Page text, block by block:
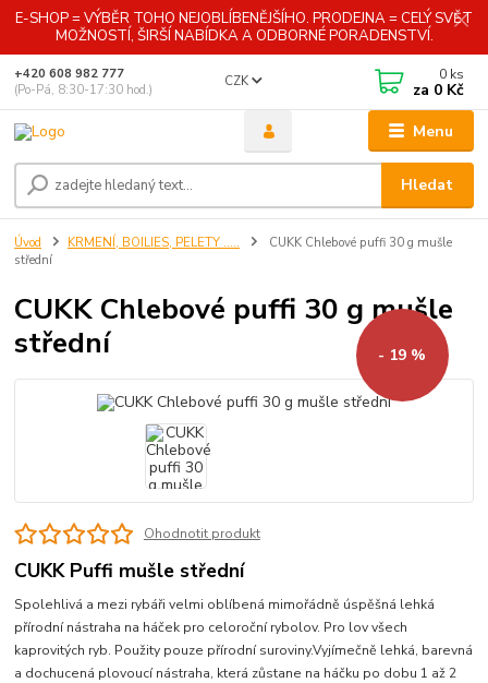
E-SHOP = VÝBĚR TOHO NEJOBLÍBENĚJŠÍHO. PRODEJNA = CELÝ SVĚT
MOŽNOSTÍ, ŠIRŠÍ NABÍDKA A ODBORNÉ PORADENSTVÍ.
Menu
CZK
Hledat
+420 608 982 777
(Po-Pá, 8:30-17:30 hod.)
0 ks
za 0 Kč
Úvod KRMENÍ, BOILIES, PELETY .....
CUKK Chlebové puffi 30 g mušle
střední
CUKK Chlebové puffi 30 g mušle
střední
- 19 %
Ohodnotit produkt
CUKK Puffi mušle střední
Spolehlivá a mezi rybáři velmi oblíbená mimořádně úspěšná lehká
přírodní nástraha na háček pro celoroční rybolov. Pro lov všech
kaprovitých ryb. Použity pouze přírodní suroviny.Vyjímečně lehká, barevná
a dochucená plovoucí nástraha, která zůstane na háčku po dobu 1 až 2